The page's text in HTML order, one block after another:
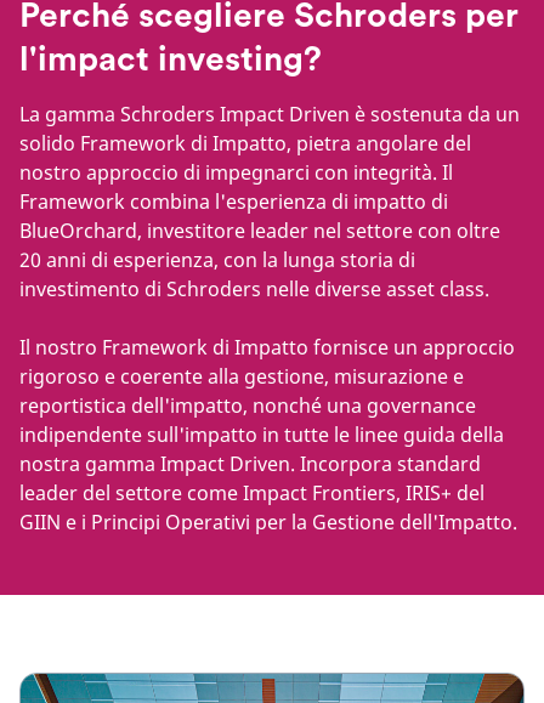
Perché scegliere Schroders per
l'impact investing?
La gamma Schroders Impact Driven è sostenuta da un
solido Framework di Impatto, pietra angolare del
nostro approccio di impegnarci con integrità. Il
Framework combina l'esperienza di impatto di
BlueOrchard, investitore leader nel settore con oltre
20 anni di esperienza, con la lunga storia di
investimento di Schroders nelle diverse asset class.
Il nostro Framework di Impatto fornisce un approccio
rigoroso e coerente alla gestione, misurazione e
reportistica dell'impatto, nonché una governance
indipendente sull'impatto in tutte le linee guida della
nostra gamma Impact Driven. Incorpora standard
leader del settore come Impact Frontiers, IRIS+ del
GIIN e i Principi Operativi per la Gestione dell'Impatto.